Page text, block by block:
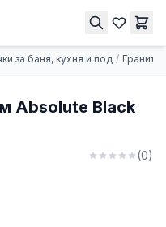
за баня, кухня и под /
Absolute Black
(0)
Купи